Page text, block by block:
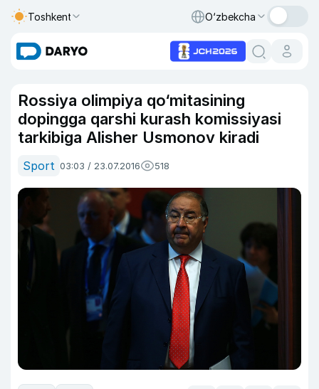
Toshkent O‘zbekcha
Rossiya olimpiya qo‘mitasining
dopingga qarshi kurash komissiyasi
tarkibiga Alisher Usmonov kiradi
Sport 03:03 / 23.07.2016 518